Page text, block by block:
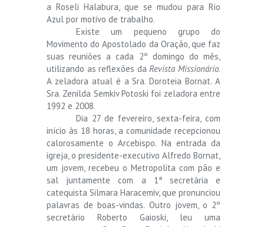
a Roseli Halabura, que se mudou para Rio
Azul por motivo de trabalho.
Existe um pequeno grupo do
Movimento do Apostolado da Oração, que faz
suas reuniões a cada 2º domingo do mês,
utilizando as reflexões daRevista Missionário.
A zeladora atual é a Sra. Doroteia Bornat. A
Sra. Zenilda Semkiv Potoski foi zeladora entre
1992 e 2008.
Dia 27 de fevereiro, sexta-feira, com
início às 18 horas, a comunidade recepcionou
calorosamente o Arcebispo. Na entrada da
igreja, o presidente-executivo Alfredo Bornat,
um jovem, recebeu o Metropolita com pão e
sal juntamente com a 1ª secretária e
catequista Silmara Haracemiv, que pronunciou
palavras de boas-vindas. Outro jovem, o 2º
secretário Roberto Gaioski, leu uma